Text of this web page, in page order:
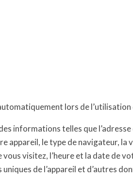
lors de l’utilisation
informations telles que
appareil, le type de navigateur, la
visitez, l’heure et la date de
de l’appareil et d’autres